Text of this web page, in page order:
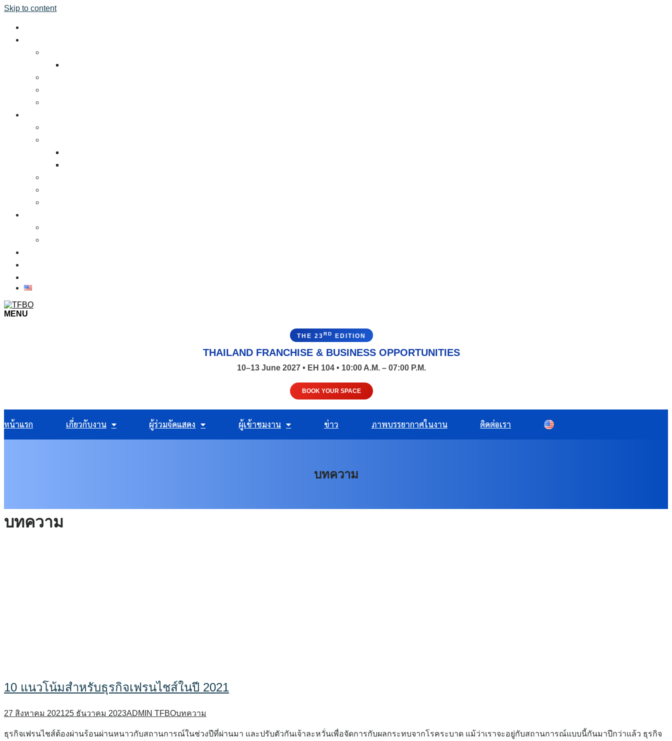
Skip to content
MENU
THE 23RD EDITION
THAILAND FRANCHISE & BUSINESS OPPORTUNITIES
10–13 June 2027 • EH 104 • 10:00 A.M. – 07:00 P.M.
BOOK YOUR SPACE
หน้าแรก เกี่ยวกับงาน ผู้ร่วมจัดแสดง ผู้เข้าชมงาน ข่าว ภาพบรรยากาศในงาน ติดต่อเรา
บทความ
บทความ
10 แนวโน้มสำหรับธุรกิจเฟรนไชส์ในปี 2021
27 สิงหาคม 202125 ธันวาคม 2023ADMIN TFBOบทความ
ธุรกิจเฟรนไชส์ต้องผ่านร้อนผ่านหนาวกับสถานการณ์ในช่วงปีที่ผ่านมา และปรับตัวกันเจ้าละหวั่นเพื่อจัดการกับผลกระทบจากโรคระบาด แม้ว่าเราจะอยู่กับสถานการณ์แบบนี้กันมาปีกว่าแล้ว ธุรกิจ